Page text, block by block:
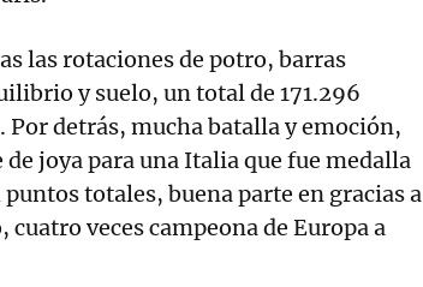
las rotaciones de potro, barras
y suelo, un total de 171.296
Por detrás, mucha batalla y emoción,
joya para una Italia que fue medalla
totales, buena parte en gracias a
veces campeona de Europa a